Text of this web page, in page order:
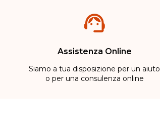
Assistenza Online
Siamo a tua disposizione per un aiuto
o per una consulenza online